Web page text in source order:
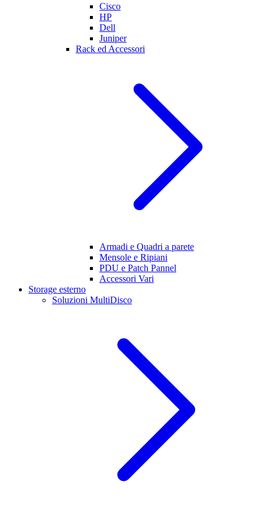
Cisco
HP
Dell
Juniper
Rack ed Accessori
Armadi e Quadri a parete
Mensole e Ripiani
PDU e Patch Pannel
Accessori Vari
Storage esterno
Soluzioni MultiDisco